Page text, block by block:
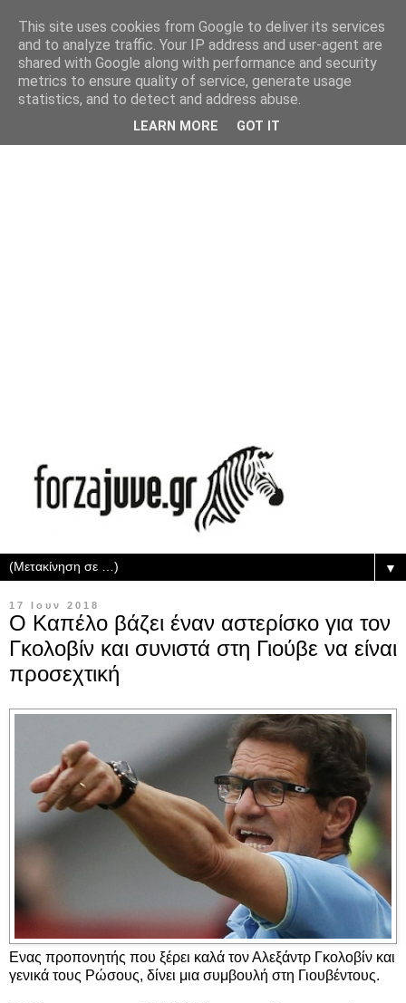
▼
17 Ιουν 2018
Ο Καπέλο βάζει έναν αστερίσκο για τον
Γκολοβίν και συνιστά στη Γιούβε να είναι
προσεχτική
Ενας προπονητής που ξέρει καλά τον Αλεξάντρ Γκολοβίν και
γενικά τους Ρώσους, δίνει μια συμβουλή στη Γιουβέντους.
This site uses cookies from Google to deliver its services
and to analyze traffic. Your IP address and user-agent are
shared with Google along with performance and security
metrics to ensure quality of service, generate usage
statistics, and to detect and address abuse.
LEARN MORE GOT IT